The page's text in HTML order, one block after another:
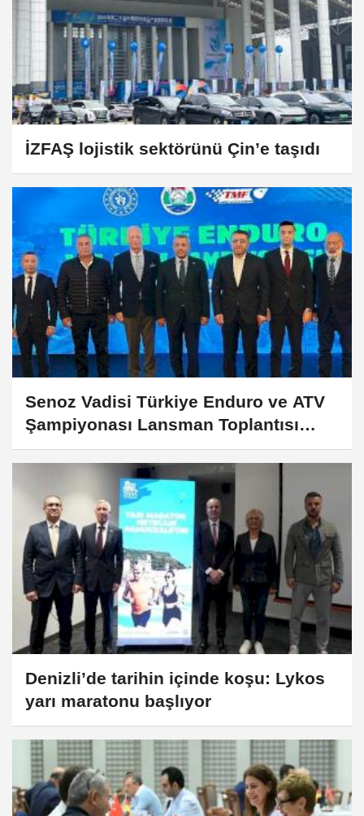
İZFAŞ lojistik sektörünü Çin’e taşıdı
Senoz Vadisi Türkiye Enduro ve ATV
Şampiyonası Lansman Toplantısı
Yapıldı
Denizli’de tarihin içinde koşu: Lykos
yarı maratonu başlıyor